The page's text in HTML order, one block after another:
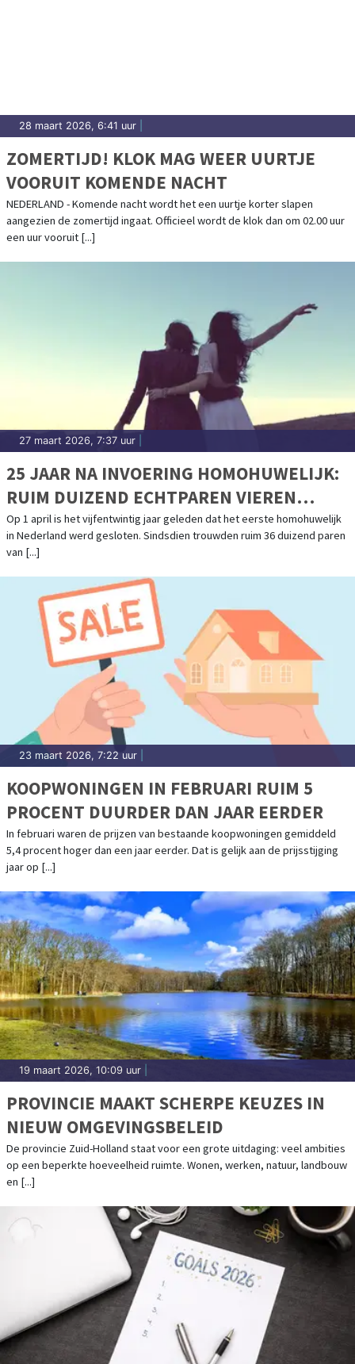
28 maart 2026, 6:41 uur
ZOMERTIJD! KLOK MAG WEER UURTJE
VOORUIT KOMENDE NACHT
NEDERLAND - Komende nacht wordt het een uurtje korter slapen
aangezien de zomertijd ingaat. Officieel wordt de klok dan om 02.00 uur
een uur vooruit [...]
27 maart 2026, 7:37 uur
25 JAAR NA INVOERING HOMOHUWELIJK:
RUIM DUIZEND ECHTPAREN VIEREN
JUBILEUM
Op 1 april is het vijfentwintig jaar geleden dat het eerste homohuwelijk
in Nederland werd gesloten. Sindsdien trouwden ruim 36 duizend paren
van [...]
23 maart 2026, 7:22 uur
KOOPWONINGEN IN FEBRUARI RUIM 5
PROCENT DUURDER DAN JAAR EERDER
In februari waren de prijzen van bestaande koopwoningen gemiddeld
5,4 procent hoger dan een jaar eerder. Dat is gelijk aan de prijsstijging
jaar op [...]
19 maart 2026, 10:09 uur
PROVINCIE MAAKT SCHERPE KEUZES IN
NIEUW OMGEVINGSBELEID
De provincie Zuid-Holland staat voor een grote uitdaging: veel ambities
op een beperkte hoeveelheid ruimte. Wonen, werken, natuur, landbouw
en [...]